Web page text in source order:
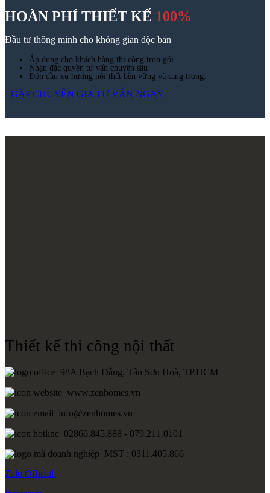
HOÀN PHÍ THIẾT KẾ 100%
Đầu tư thông minh cho không gian độc bản
Áp dụng cho khách hàng thi công trọn gói
Nhận đặc quyền tư vấn chuyên sâu
Đón đầu xu hướng nội thất bền vững và sang trọng.
GẶP CHUYÊN GIA TƯ VẤN NGAY
Thiết kế thi công nội thất
98A Bạch Đằng, Tân Sơn Hoà, TP.HCM
www.zenhomes.vn
info@zenhomes.vn
02866.845.888 - 079.211.0101
MST : 0311.405.866
Zalo Official